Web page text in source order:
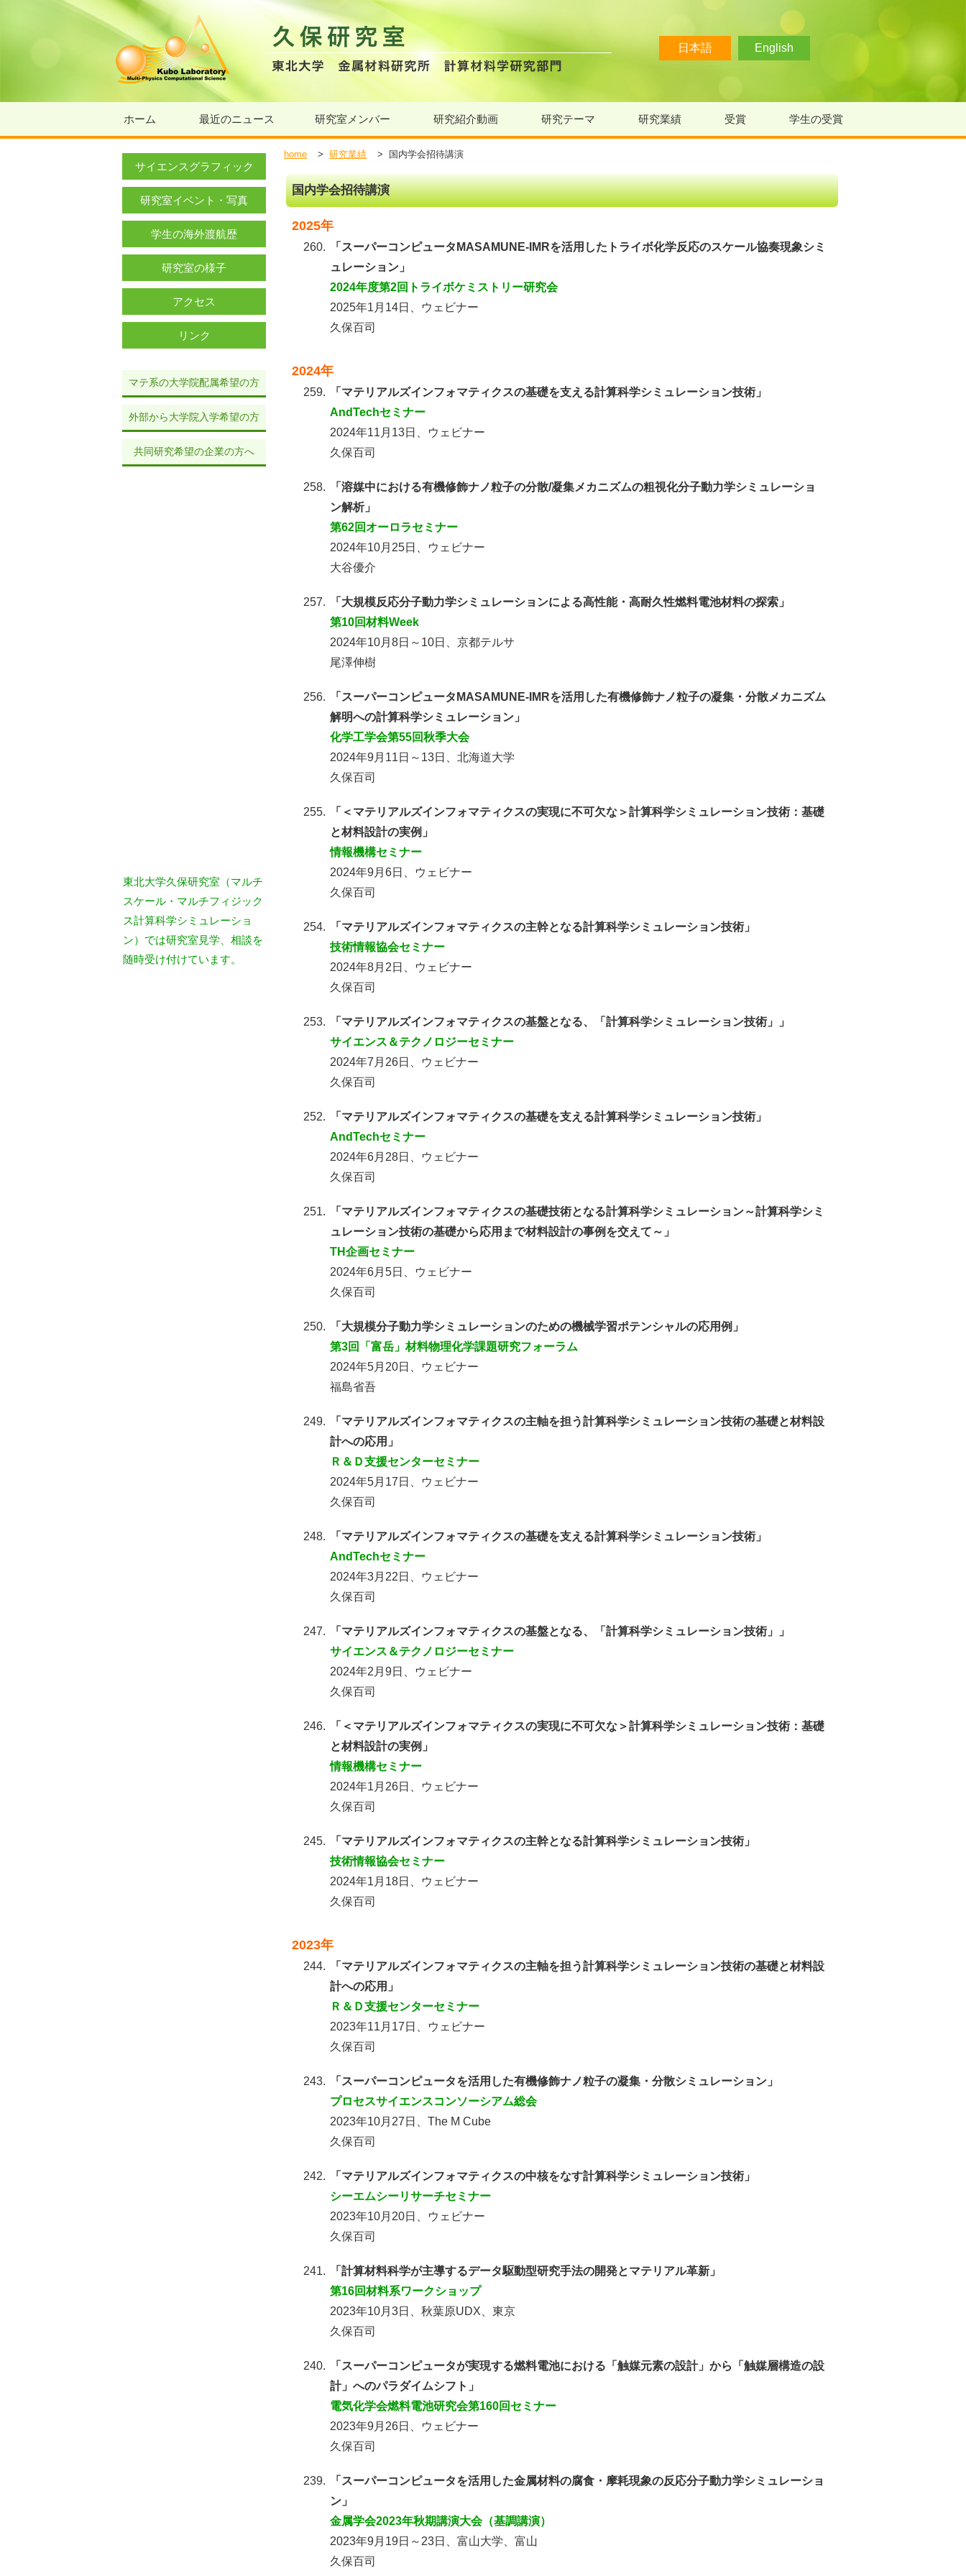
日本語 English
ホーム 最近のニュース 研究室メンバー 研究紹介動画 研究テーマ 研究業績 受賞 学生の受賞
home > 研究業績 > 国内学会招待講演
国内学会招待講演
2025年
260.
「スーパーコンピュータMASAMUNE-IMRを活用したトライボ化学反応のスケール協奏現象シミ
ュレーション」
2024年度第2回トライボケミストリー研究会
2025年1月14日、ウェビナー
久保百司
2024年
259.
「マテリアルズインフォマティクスの基礎を支える計算科学シミュレーション技術」
AndTechセミナー
2024年11月13日、ウェビナー
久保百司
258.
「溶媒中における有機修飾ナノ粒子の分散/凝集メカニズムの粗視化分子動力学シミュレーショ
ン解析」
第62回オーロラセミナー
2024年10月25日、ウェビナー
大谷優介
257.
「大規模反応分子動力学シミュレーションによる高性能・高耐久性燃料電池材料の探索」
第10回材料Week
2024年10月8日～10日、京都テルサ
尾澤伸樹
256.
「スーパーコンピュータMASAMUNE-IMRを活用した有機修飾ナノ粒子の凝集・分散メカニズム
解明への計算科学シミュレーション」
化学工学会第55回秋季大会
2024年9月11日～13日、北海道大学
久保百司
255.
「＜マテリアルズインフォマティクスの実現に不可欠な＞計算科学シミュレーション技術：基礎
と材料設計の実例」
情報機構セミナー
2024年9月6日、ウェビナー
久保百司
254.
「マテリアルズインフォマティクスの主幹となる計算科学シミュレーション技術」
技術情報協会セミナー
2024年8月2日、ウェビナー
久保百司
253.
「マテリアルズインフォマティクスの基盤となる、「計算科学シミュレーション技術」」
サイエンス＆テクノロジーセミナー
2024年7月26日、ウェビナー
久保百司
252.
「マテリアルズインフォマティクスの基礎を支える計算科学シミュレーション技術」
AndTechセミナー
2024年6月28日、ウェビナー
久保百司
251.
「マテリアルズインフォマティクスの基礎技術となる計算科学シミュレーション～計算科学シミ
ュレーション技術の基礎から応用まで材料設計の事例を交えて～」
TH企画セミナー
2024年6月5日、ウェビナー
久保百司
250.
「大規模分子動力学シミュレーションのための機械学習ポテンシャルの応用例」
第3回「富岳」材料物理化学課題研究フォーラム
2024年5月20日、ウェビナー
福島省吾
249.
「マテリアルズインフォマティクスの主軸を担う計算科学シミュレーション技術の基礎と材料設
計への応用」
Ｒ＆Ｄ支援センターセミナー
2024年5月17日、ウェビナー
久保百司
248.
「マテリアルズインフォマティクスの基礎を支える計算科学シミュレーション技術」
AndTechセミナー
2024年3月22日、ウェビナー
久保百司
247.
「マテリアルズインフォマティクスの基盤となる、「計算科学シミュレーション技術」」
サイエンス＆テクノロジーセミナー
2024年2月9日、ウェビナー
久保百司
246.
「＜マテリアルズインフォマティクスの実現に不可欠な＞計算科学シミュレーション技術：基礎
と材料設計の実例」
情報機構セミナー
2024年1月26日、ウェビナー
久保百司
245.
「マテリアルズインフォマティクスの主幹となる計算科学シミュレーション技術」
技術情報協会セミナー
2024年1月18日、ウェビナー
久保百司
2023年
244.
「マテリアルズインフォマティクスの主軸を担う計算科学シミュレーション技術の基礎と材料設
計への応用」
Ｒ＆Ｄ支援センターセミナー
2023年11月17日、ウェビナー
久保百司
243.
「スーパーコンピュータを活用した有機修飾ナノ粒子の凝集・分散シミュレーション」
プロセスサイエンスコンソーシアム総会
2023年10月27日、The M Cube
久保百司
242.
「マテリアルズインフォマティクスの中核をなす計算科学シミュレーション技術」
シーエムシーリサーチセミナー
2023年10月20日、ウェビナー
久保百司
241.
「計算材料科学が主導するデータ駆動型研究手法の開発とマテリアル革新」
第16回材料系ワークショップ
2023年10月3日、秋葉原UDX、東京
久保百司
240.
「スーパーコンピュータが実現する燃料電池における「触媒元素の設計」から「触媒層構造の設
計」へのパラダイムシフト」
電気化学会燃料電池研究会第160回セミナー
2023年9月26日、ウェビナー
久保百司
239.
「スーパーコンピュータを活用した金属材料の腐食・摩耗現象の反応分子動力学シミュレーショ
ン」
金属学会2023年秋期講演大会（基調講演）
2023年9月19日～23日、富山大学、富山
久保百司
サイエンスグラフィック
研究室イベント・写真
学生の海外渡航歴
研究室の様子
アクセス
リンク
マテ系の大学院配属希望の方
外部から大学院入学希望の方
共同研究希望の企業の方へ
東北大学久保研究室（マルチ
スケール・マルチフィジック
ス計算科学シミュレーショ
ン）では研究室見学、相談を
随時受け付けています。